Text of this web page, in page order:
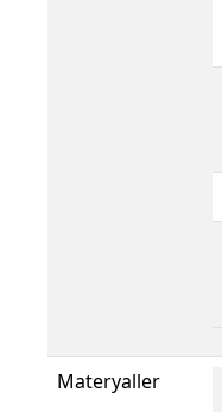
Materyaller